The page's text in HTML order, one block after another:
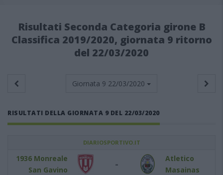
Risultati Seconda Categoria girone B
Classifica 2019/2020, giornata 9 ritorno
del 22/03/2020
Giornata 9 22/03/2020
RISULTATI DELLA GIORNATA 9 DEL 22/03/2020
DIARIOSPORTIVO.IT
1936 Monreale
San Gavino
-
Atletico
Masainas